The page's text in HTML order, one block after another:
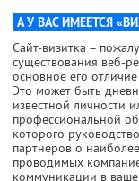
А У ВАС ИМЕЕТСЯ
Сайт-визитка –
существования веб-
основное его
Это может быть
известной личности
профессиональной
которого
партнеров о
проводимых
коммуникации в